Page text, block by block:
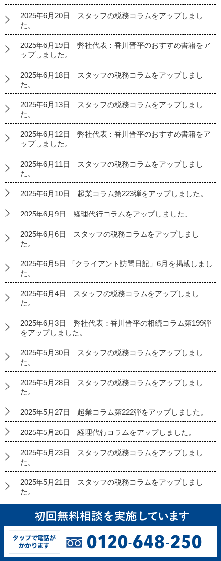
2025年6月20日 スタッフの税務コラムをアップしまし
た。
2025年6月19日 弊社代表：香川晋平のおすすめ書籍をア
ップしました。
2025年6月18日 スタッフの税務コラムをアップしまし
た。
2025年6月13日 スタッフの税務コラムをアップしまし
た。
2025年6月12日 弊社代表：香川晋平のおすすめ書籍をア
ップしました。
2025年6月11日 スタッフの税務コラムをアップしまし
た。
2025年6月10日 起業コラム第223弾をアップしました。
2025年6月9日 経理代行コラムをアップしました。
2025年6月6日 スタッフの税務コラムをアップしまし
た。
2025年6月5日 「クライアント訪問日記」6月を掲載しまし
た。
2025年6月4日 スタッフの税務コラムをアップしまし
た。
2025年6月3日 弊社代表：香川晋平の相続コラム第199弾
をアップしました。
2025年5月30日 スタッフの税務コラムをアップしまし
た。
2025年5月28日 スタッフの税務コラムをアップしまし
た。
2025年5月27日 起業コラム第222弾をアップしました。
2025年5月26日 経理代行コラムをアップしました。
2025年5月23日 スタッフの税務コラムをアップしまし
た。
2025年5月21日 スタッフの税務コラムをアップしまし
た。
2025年5月20日 弊社代表：香川晋平の相続コラム第198
弾をアップしました。
2025年5月16日 スタッフの税務コラムをアップしまし
た。